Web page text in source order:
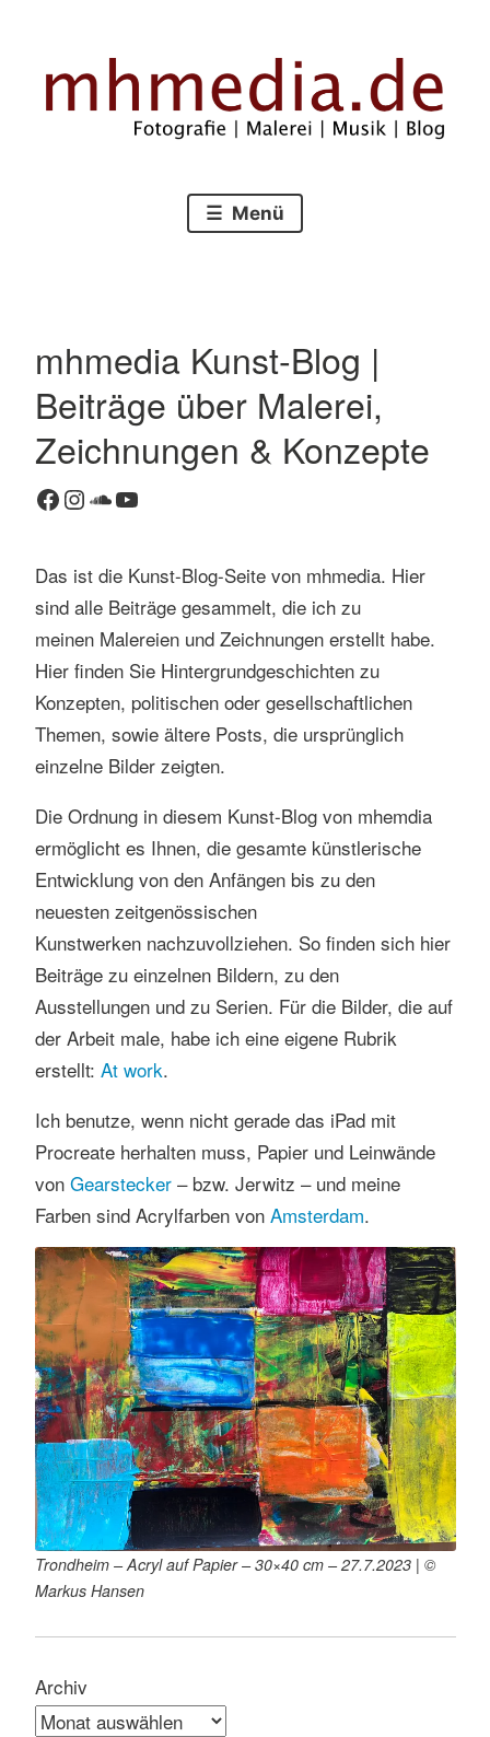
springen
mhmedia.de
Menü
mhmedia Kunst-Blog |
Beiträge über Malerei,
Zeichnungen & Konzepte
Facebook
Instagram
SoundCloud
YouTube
Das ist die Kunst-Blog-Seite von mhmedia. Hier
sind alle Beiträge gesammelt, die ich zu
meinen Malereien und Zeichnungen erstellt habe.
Hier finden Sie Hintergrundgeschichten zu
Konzepten, politischen oder gesellschaftlichen
Themen, sowie ältere Posts, die ursprünglich
einzelne Bilder zeigten.
Die Ordnung in diesem Kunst-Blog von mhemdia
ermöglicht es Ihnen, die gesamte künstlerische
Entwicklung von den Anfängen bis zu den
neuesten zeitgenössischen
Kunstwerken nachzuvollziehen. So finden sich hier
Beiträge zu einzelnen Bildern, zu den
Ausstellungen und zu Serien. Für die Bilder, die auf
der Arbeit male, habe ich eine eigene Rubrik
erstellt: At work.
Ich benutze, wenn nicht gerade das iPad mit
Procreate herhalten muss, Papier und Leinwände
von Gearstecker – bzw. Jerwitz – und meine
Farben sind Acrylfarben von Amsterdam.
Trondheim – Acryl auf Papier – 30×40 cm – 27.7.2023 | ©
Markus Hansen
Archiv